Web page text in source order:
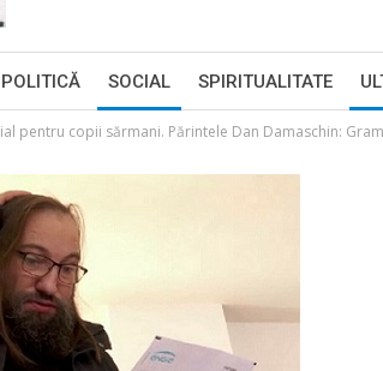
POLITICĂ SOCIAL SPIRITUALITATE
pentru copii sărmani. Părintele Dan Damaschin: